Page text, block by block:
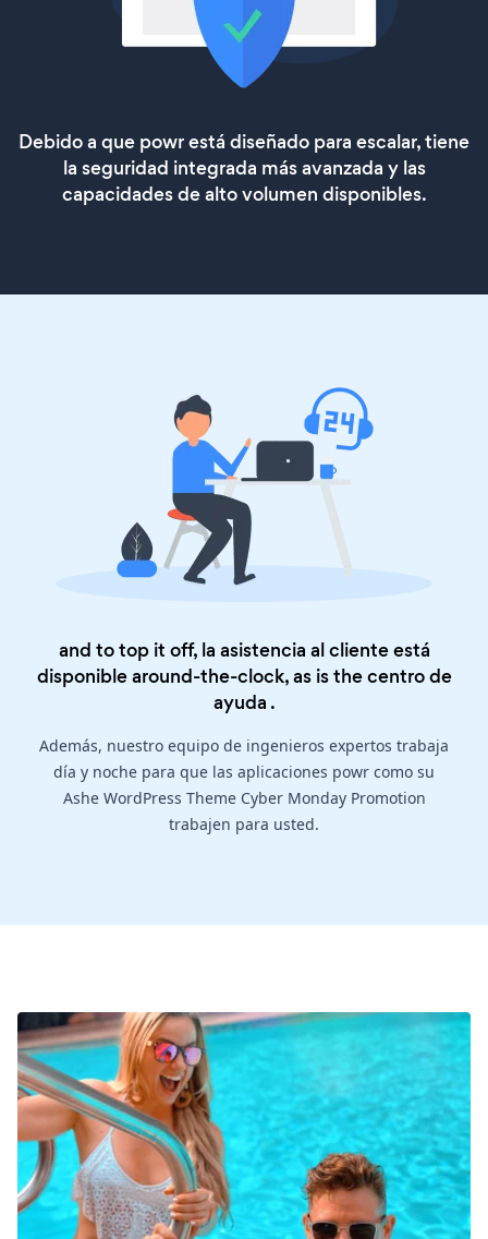
Debido a que powr está diseñado para escalar, tiene
la seguridad integrada más avanzada y las
capacidades de alto volumen disponibles.
and to top it off, la asistencia al cliente está
disponible around-the-clock, as is thecentro de
ayuda .
Además, nuestro equipo de ingenieros expertos trabaja
día y noche para que las aplicaciones powr como su
Ashe WordPress Theme Cyber Monday Promotion
trabajen para usted.